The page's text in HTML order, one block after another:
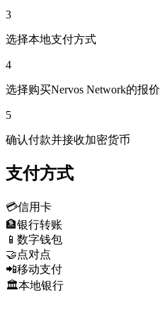
3
选择本地支付方式
4
选择购买Nervos Network的报价
5
确认付款并接收加密货币
支付方式
💳信用卡
🏦银行转账
📱 数字钱包
🤝点对点
📲移动支付
🏛️本地银行